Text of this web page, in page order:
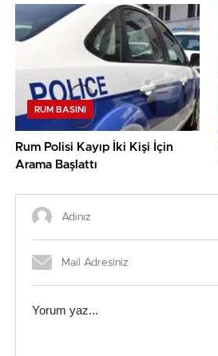
RUM BASINI
Rum Polisi Kayıp İki Kişi İçin
Arama Başlattı